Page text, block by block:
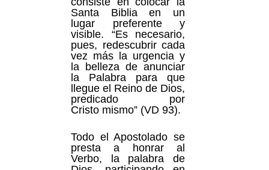
Santa Biblia en un
lugar preferente y
visible. “Es necesario,
pues, redescubrir cada
vez más la urgencia y
la belleza de anunciar
la Palabra para que
llegue el Reino de Dios,
predicado por
Cristo mismo” (VD 93).
Todo el Apostolado se
presta a honrar al
Verbo, la palabra de